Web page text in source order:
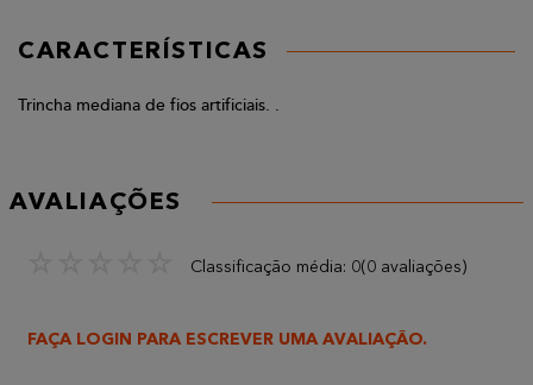
CARACTERÍSTICAS
Trincha mediana de fios artificiais. .
AVALIAÇÕES
Classificação média: 0(0 avaliações)
FAÇA LOGIN PARA ESCREVER UMA AVALIAÇÃO.